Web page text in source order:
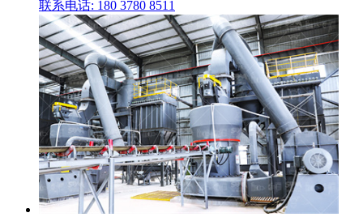
联系电话: 180 3780 8511